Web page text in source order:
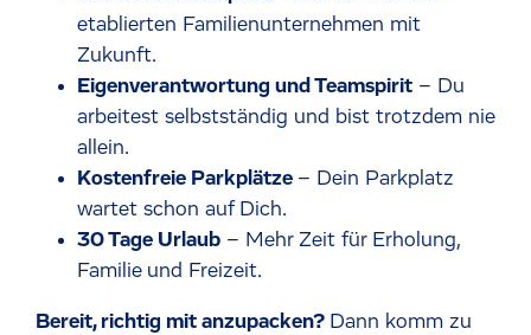
etablierten Familienunternehmen mit
Zukunft.
Eigenverantwortung und Teamspirit – Du
arbeitest selbstständig und bist trotzdem nie
allein.
Kostenfreie Parkplätze – Dein Parkplatz
wartet schon auf Dich.
30 Tage Urlaub – Mehr Zeit für Erholung,
Familie und Freizeit.
Bereit, richtig mit anzupacken? Dann komm zu